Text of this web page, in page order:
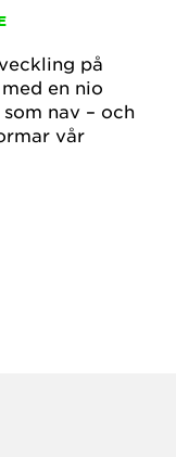
på
en nio
nav – och
vår